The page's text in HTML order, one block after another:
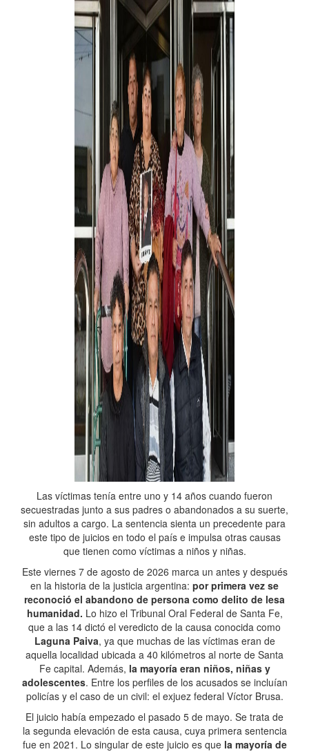
Las víctimas tenía entre uno y 14 años cuando fueron
secuestradas junto a sus padres o abandonados a su suerte,
sin adultos a cargo. La sentencia sienta un precedente para
este tipo de juicios en todo el país e impulsa otras causas
que tienen como víctimas a niños y niñas.
Este viernes 7 de agosto de 2026 marca un antes y después
en la historia de la justicia argentina: por primera vez se
reconoció el abandono de persona como delito de lesa
humanidad. Lo hizo el Tribunal Oral Federal de Santa Fe,
que a las 14 dictó el veredicto de la causa conocida como
Laguna Paiva, ya que muchas de las víctimas eran de
aquella localidad ubicada a 40 kilómetros al norte de Santa
Fe capital. Además, la mayoría eran niños, niñas y
adolescentes. Entre los perfiles de los acusados se incluían
policías y el caso de un civil: el exjuez federal Víctor Brusa.
El juicio había empezado el pasado 5 de mayo. Se trata de
la segunda elevación de esta causa, cuya primera sentencia
fue en 2021. Lo singular de este juicio es quela mayoría de